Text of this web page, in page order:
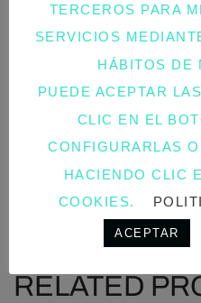
RELATED
TERCEROS PARA
SERVICIOS
HÁBITOS DE
PUEDE ACEPTAR
CLIC EN EL
CONFIGURARLAS
HACIENDO CLIC
COOKIES.
ACEPTAR